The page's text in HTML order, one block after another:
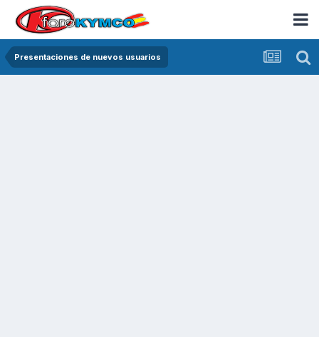
Presentaciones de nuevos usuarios